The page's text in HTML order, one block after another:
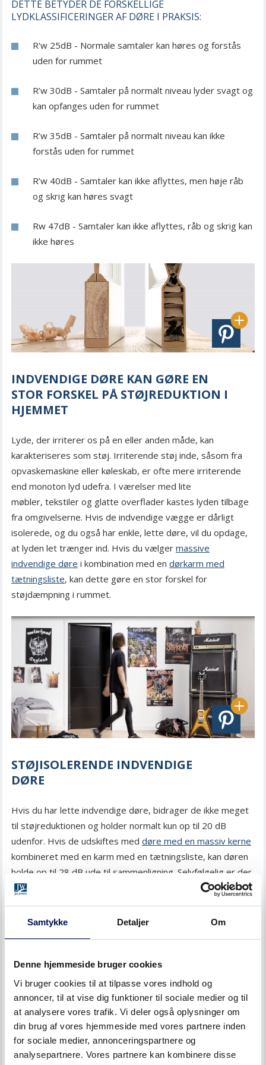
Samtykke Detaljer Om
Denne hjemmeside bruger cookies
Vi bruger cookies til at tilpasse vores indhold og
annoncer, til at vise dig funktioner til sociale medier og til
at analysere vores trafik. Vi deler også oplysninger om
din brug af vores hjemmeside med vores partnere inden
for sociale medier, annonceringspartnere og
analysepartnere. Vores partnere kan kombinere disse
DETTE BETYDER DE FORSKELLIGE
LYDKLASSIFICERINGER AF DØRE I PRAKSIS:
R'w 25dB - Normale samtaler kan høres og forstås
uden for rummet
R’w 30dB - Samtaler på normalt niveau lyder svagt og
kan opfanges uden for rummet
R’w 35dB - Samtaler på normalt niveau kan ikke
forstås uden for rummet
R’w 40dB - Samtaler kan ikke aflyttes, men høje råb
og skrig kan høres svagt
Rw 47dB - Samtaler kan ikke aflyttes, råb og skrig kan
ikke høres
INDVENDIGE DØRE KAN GØRE EN
STOR FORSKEL PÅ STØJREDUKTION I
HJEMMET
Lyde, der irriterer os på en eller anden måde, kan
karakteriseres som støj. Irriterende støj inde, såsom fra
opvaskemaskine eller køleskab, er ofte mere irriterende
end monoton lyd udefra. I værelser med lite
møbler, tekstiler og glatte overflader kastes lyden tilbage
fra omgivelserne. Hvis de indvendige vægge er dårligt
isolerede, og du også har enkle, lette døre, vil du opdage,
at lyden let trænger ind. Hvis du vælger massive
indvendige døre i kombination med en dørkarm med
tætningsliste, kan dette gøre en stor forskel for
støjdæmpning i rummet.
STØJISOLERENDE INDVENDIGE
DØRE
Hvis du har lette indvendige døre, bidrager de ikke meget
til støjreduktionen og holder normalt kun op til 20 dB
udenfor. Hvis de udskiftes med døre med en massiv kerne
kombineret med en karm med en tætningsliste, kan døren
holde op til 28 dB ude til sammenligning. Selvfølgelig er der
specielle løsninger (
), der kan opnå
indvendig dør kan ændre støjniveauet markant. Husk også,
HVAD ER LYD OG HVAD BETYDER
DECIBEL?
Decibelskalaen er en logaritmisk skala, der angiver
lydstyrke. Menneskets subjektive opfattelse af lydstyrke
følger dog ikke decibelskalaen. Undersøgelser viser, at de